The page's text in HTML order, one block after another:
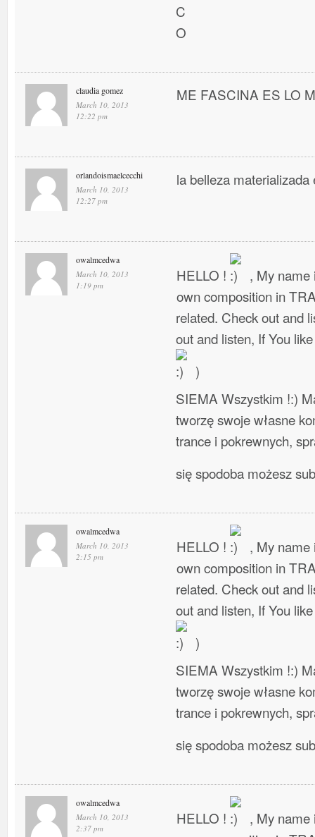
C
O
claudia gomez
March 10, 2013
12:22 pm
ME FASCINA ES LO
orlandoismaelcecchi
March 10, 2013
12:27 pm
la belleza materializada
owalmcedwa
March 10, 2013
1:19 pm
HELLO !
, My name
own composition in
related. Check out and
out and listen, If You
)
SIEMA Wszystkim !:)
tworzę swoje własne
trance i pokrewnych,
się spodoba możesz
owalmcedwa
March 10, 2013
2:15 pm
HELLO !
, My name
own composition in
related. Check out and
out and listen, If You
)
SIEMA Wszystkim !:)
tworzę swoje własne
trance i pokrewnych,
się spodoba możesz
owalmcedwa
March 10, 2013
2:37 pm
HELLO !
, My name